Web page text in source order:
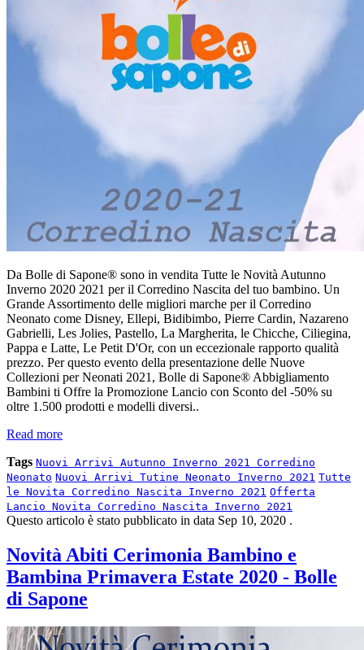
Da Bolle di Sapone® sono in vendita Tutte le Novità Autunno
Inverno 2020 2021 per il Corredino Nascita del tuo bambino. Un
Grande Assortimento delle migliori marche per il Corredino
Neonato come Disney, Ellepi, Bidibimbo, Pierre Cardin, Nazareno
Gabrielli, Les Jolies, Pastello, La Margherita, le Chicche, Ciliegina,
Pappa e Latte, Le Petit D'Or, con un eccezionale rapporto qualità
prezzo. Per questo evento della presentazione delle Nuove
Collezioni per Neonati 2021, Bolle di Sapone® Abbigliamento
Bambini ti Offre la Promozione Lancio con Sconto del -50% su
oltre 1.500 prodotti e modelli diversi..
Read more
Tags Nuovi Arrivi Autunno Inverno 2021 Corredino
Neonato Nuovi Arrivi Tutine Neonato Inverno 2021 Tutte
le Novita Corredino Nascita Inverno 2021 Offerta
Lancio Novita Corredino Nascita Inverno 2021
Questo articolo è stato pubblicato in data Sep 10, 2020 .
Novità Abiti Cerimonia Bambino e
Bambina Primavera Estate 2020 - Bolle
di Sapone